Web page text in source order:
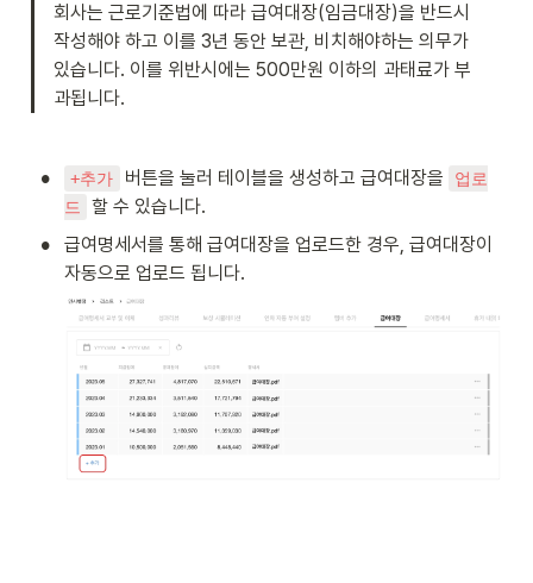
회사는 근로기준법에 따라 급여대장(임금대장)을 반드시
작성해야 하고 이를 3년 동안 보관, 비치해야하는 의무가
있습니다. 이를 위반시에는 500만원 이하의 과태료가 부
과됩니다.
• +추가 버튼을 눌러 테이블을 생성하고 급여대장을
업로
드
할 수 있습니다.
•
급여명세서를 통해 급여대장을 업로드한 경우, 급여대장이
자동으로 업로드 됩니다.